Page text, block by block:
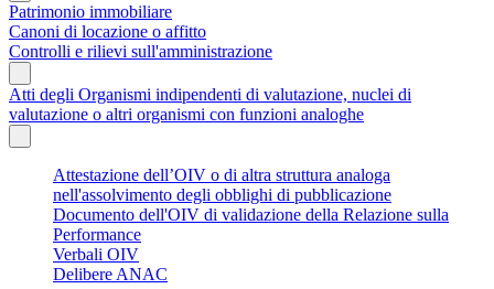
Patrimonio immobiliare
Canoni di locazione o affitto
Controlli e rilievi sull'amministrazione
Atti degli Organismi indipendenti di valutazione, nuclei di
valutazione o altri organismi con funzioni analoghe
Attestazione dell’OIV o di altra struttura analoga
nell'assolvimento degli obblighi di pubblicazione
Documento dell'OIV di validazione della Relazione sulla
Performance
Verbali OIV
Delibere ANAC